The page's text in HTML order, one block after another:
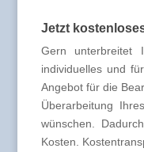
Jetzt
Gern unterbreitet
individuelles und
Angebot für die
Überarbeitung
wünschen.
Kosten.